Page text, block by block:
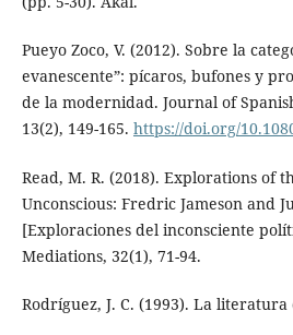
Pueyo Zoco, V. (2012). Sobre la
evanescente”: pícaros, bufones y
de la modernidad. Journal of
13(2), 149-165. https://doi.org/
Read, M. R. (2018). Explorations of
Unconscious: Fredric Jameson and
[Exploraciones del inconsciente
Mediations, 32(1), 71-94.
Rodríguez, J. C. (1993). La